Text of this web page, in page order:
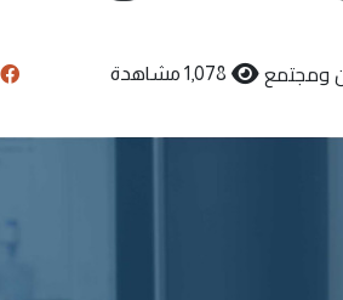
ومجتمع 1,078 مشاهدة